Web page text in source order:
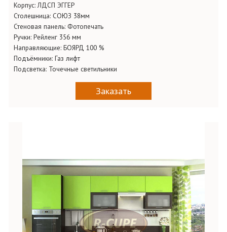
Корпус:ЛДСП ЭГГЕР
Столешница: СОЮЗ 38мм
Стеновая панель: Фотопечать
Ручки: Рейленг 356 мм
Направляющие: БОЯРД 100 %
Подъёмники: Газ лифт
Подсветка: Точечные светильники
Заказать